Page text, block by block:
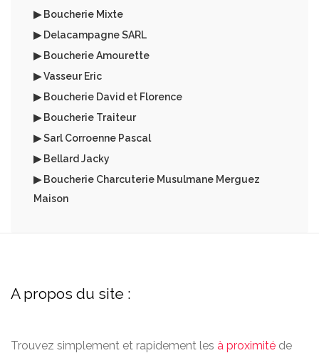
▶ Boucherie Mixte
▶ Delacampagne SARL
▶ Boucherie Amourette
▶ Vasseur Eric
▶ Boucherie David et Florence
▶ Boucherie Traiteur
▶ Sarl Corroenne Pascal
▶ Bellard Jacky
▶ Boucherie Charcuterie Musulmane Merguez
Maison
A propos du site :
Trouvez simplement et rapidement les à proximité de